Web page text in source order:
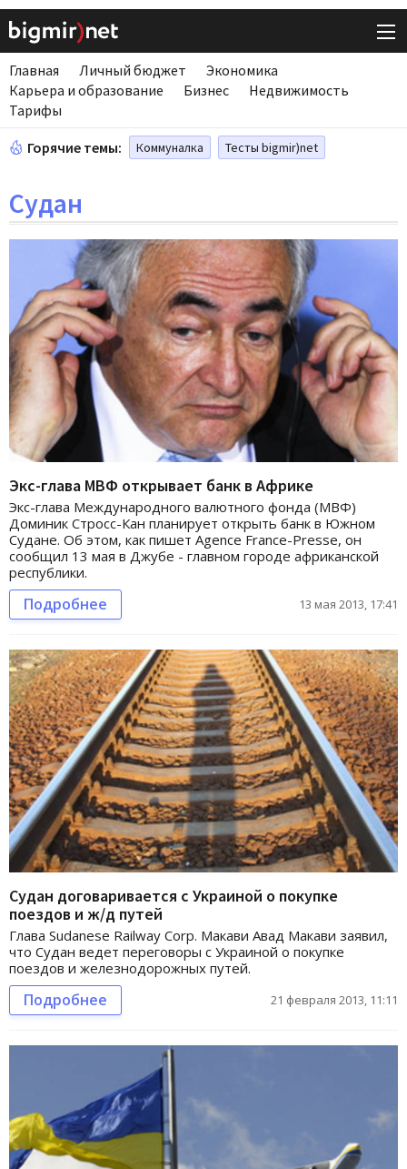
Главная Личный бюджет
Экономика
Карьера и образование
Бизнес
Недвижимость
Тарифы
Горячие темы: Коммуналка Тесты bigmir)net
Судан
Экс-глава МВФ открывает банк в Африке
Экс-глава Международного валютного фонда (МВФ)
Доминик Стросс-Кан планирует открыть банк в Южном
Судане. Об этом, как пишет Agence France-Presse, он
сообщил 13 мая в Джубе - главном городе африканской
республики.
Подробнее 13 мая 2013, 17:41
Судан договаривается с Украиной о покупке
поездов и ж/д путей
Глава Sudanese Railway Corp. Макави Авад Макави заявил,
что Судан ведет переговоры с Украиной о покупке
поездов и железнодорожных путей.
Подробнее 21 февраля 2013, 11:11